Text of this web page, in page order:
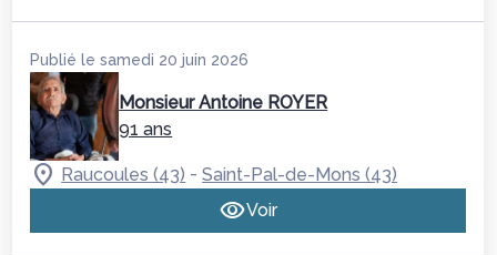
Publié le samedi 20 juin 2026
Monsieur Antoine ROYER
91 ans
Raucoules (43) -Saint-Pal-de-Mons (43)
Voir